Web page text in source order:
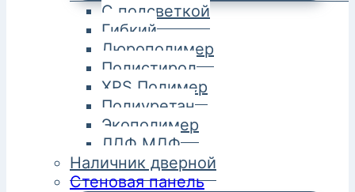
С подсветкой
Гибкий
Дюрополимер
Полистирол
XPS Полимер
Полиуретан
Экополимер
ЛДФ МДФ
Наличник дверной
Стеновая панель